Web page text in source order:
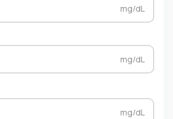
mg/dL
mg/dL
mg/dL